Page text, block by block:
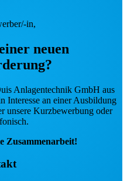
in,
neuen
Anlagentechnik GmbH aus
Interesse an einer Ausbildung
unsere Kurzbewerbung oder
Zusammenarbeit!